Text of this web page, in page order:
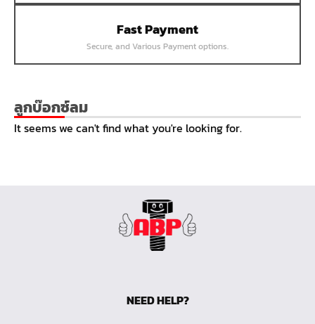
หน้าแปลนเชื่อมบอด SUS304 JEF 10K FF
หน้าแปลนเชื่อมบอด SUS304 JEF 5K FF
หน้าแปลนเชื่อมบอด SUS304 JEF 150P RF
หน้าแปลนเชื่อม SUS304 JEF PN40 RF
หน้าแปลนเชื่อม SUS304 JEF PN25 RF
หน้าแปลนเชื่อม SUS304 JEF 10K FF
หน้าแปลนเชื่อม SUS304 JEF 5K FF
หน้าแปลนเหล็กเกลียวใน JEF PN40
Fast Payment
Secure, and Various Payment options.
ลูกบ๊อกซ์ลม
It seems we can't find what you're looking for.
NEED HELP?